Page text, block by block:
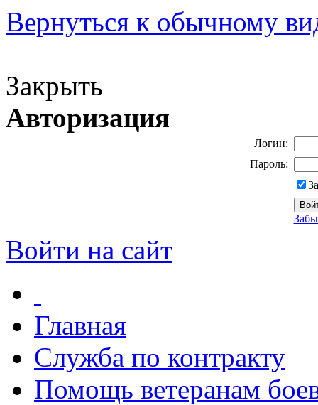
Вернуться к обычному
Закрыть
Авторизация
Логин:
Пароль:
Войти на сайт
Главная
Служба по контракту
Помощь ветеранам